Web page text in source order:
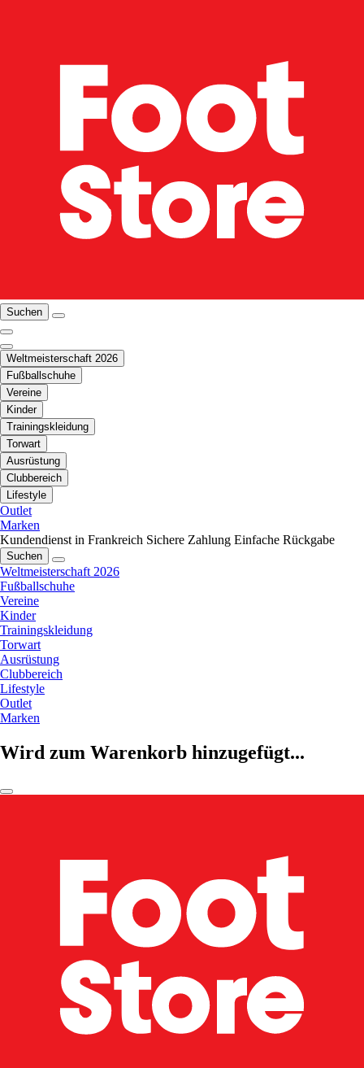
Suchen
Weltmeisterschaft 2026
Fußballschuhe
Vereine
Kinder
Trainingskleidung
Torwart
Ausrüstung
Clubbereich
Lifestyle
Outlet
Marken
Kundendienst in Frankreich Sichere Zahlung Einfache Rückgabe
Suchen
Weltmeisterschaft 2026
Fußballschuhe
Vereine
Kinder
Trainingskleidung
Torwart
Ausrüstung
Clubbereich
Lifestyle
Outlet
Marken
Wird zum Warenkorb hinzugefügt...